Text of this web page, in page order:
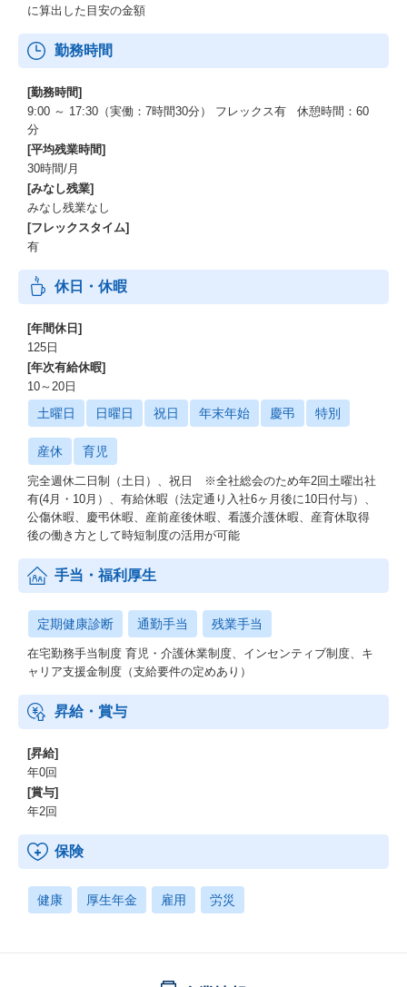
に算出した目安の金額
勤務時間
[勤務時間]
9:00 ～ 17:30（実働：7時間30分） フレックス有 休憩時間：60
分
[平均残業時間]
30時間/月
[みなし残業]
みなし残業なし
[フレックスタイム]
有
休日・休暇
[年間休日]
125日
[年次有給休暇]
10～20日
土曜日 日曜日 祝日 年末年始 慶弔 特別
産休 育児
完全週休二日制（土日）、祝日 ※全社総会のため年2回土曜出社
有(4月・10月）、有給休暇（法定通り入社6ヶ月後に10日付与）、
公傷休暇、慶弔休暇、産前産後休暇、看護介護休暇、産育休取得
後の働き方として時短制度の活用が可能
手当・福利厚生
定期健康診断 通勤手当 残業手当
在宅勤務手当制度 育児・介護休業制度、インセンティブ制度、キ
ャリア支援金制度（支給要件の定めあり）
昇給・賞与
[昇給]
年0回
[賞与]
年2回
保険
健康 厚生年金 雇用 労災